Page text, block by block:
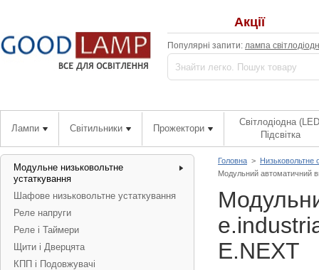
Акції
Популярні запити: лампа
Лампи Світильники Прожектори
Світлодіодна
Підсвітка
Головна > Низьковольтне
Модульний автоматичний
E.NEXT
Модульне низьковольтне
устаткування
Шафове низьковольтне устаткування
Реле напруги
Реле і Таймери
Щити і Дверцята
КПП і Подовжувачі